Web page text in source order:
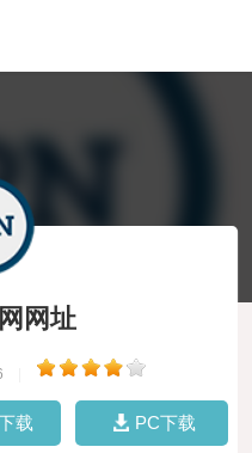
网址
载 PC下载